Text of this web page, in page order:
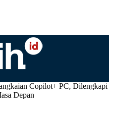
Copilot+ PC, Dilengkapi
Depan